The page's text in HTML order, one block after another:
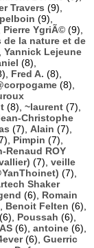
Travers (9),
(9),
Pierre YgriÃ© (9),
la nature et de
Yannick Lejeune
(8),
Fred A. (8),
(8),
(8), ~laurent (7),
Christophe
(7), Alain (7),
Pimpin (7),
Renaud ROY
(7), veille
(7),
Shaker
(6), Romain
Benoit Felten (6),
(6), Poussah (6),
(6), antoine (6),
(6), Guerric